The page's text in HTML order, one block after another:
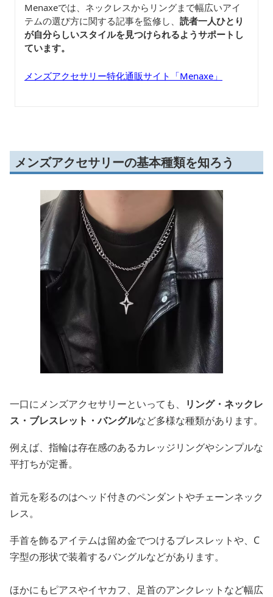
Menaxeでは、ネックレスからリングまで幅広いアイ
テムの選び方に関する記事を監修し、 読者一人ひとり
が自分らしいスタイルを見つけられるようサポートし
ています。
メンズアクセサリー特化通販サイト「Menaxe」
メンズアクセサリーの基本種類を知ろう
一口にメンズアクセサリーといっても、
リング・ネックレ
ス・ブレスレット・バングルなど多様な種類があります。
例えば、指輪は存在感のあるカレッジリングやシンプルな
平打ちが定番。
首元を彩るのはヘッド付きのペンダントやチェーンネック
レス。
手首を飾るアイテムは留め金でつけるブレスレットや、C
字型の形状で装着するバングルなどがあります。
ほかにもピアスやイヤカフ、足首のアンクレットなど幅広